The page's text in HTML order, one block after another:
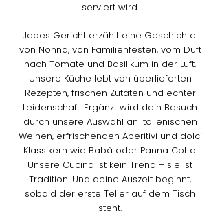
serviert wird.
Jedes Gericht erzählt eine Geschichte:
von Nonna, von Familienfesten, vom Duft
nach Tomate und Basilikum in der Luft.
Unsere Küche lebt von überlieferten
Rezepten, frischen Zutaten und echter
Leidenschaft. Ergänzt wird dein Besuch
durch unsere Auswahl an italienischen
Weinen, erfrischenden Aperitivi und dolci
Klassikern wie Babà oder Panna Cotta.
Unsere Cucina ist kein Trend – sie ist
Tradition. Und deine Auszeit beginnt,
sobald der erste Teller auf dem Tisch
steht.